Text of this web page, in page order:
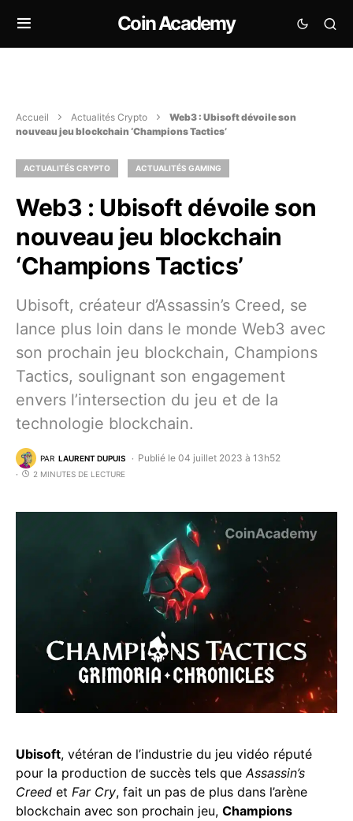
Coin Academy
Accueil Actualités Crypto
Web3 : Ubisoft dévoile son
nouveau jeu blockchain ‘Champions Tactics’
ACTUALITÉS CRYPTO ACTUALITÉS GAMING
Web3 : Ubisoft dévoile son
nouveau jeu blockchain
‘Champions Tactics’
Ubisoft, créateur d’Assassin’s Creed, se
lance plus loin dans le monde Web3 avec
son prochain jeu blockchain, Champions
Tactics, soulignant son engagement
envers l’intersection du jeu et de la
technologie blockchain.
PAR LAURENT DUPUIS Publié le 04 juillet 2023 à 13h52
2 MINUTES DE LECTURE
Ubisoft, vétéran de l’industrie du jeu vidéo réputé
pour la production de succès tels queAssassin’s
Creed et Far Cry, fait un pas de plus dans l’arène
blockchain avec son prochain jeu, Champions